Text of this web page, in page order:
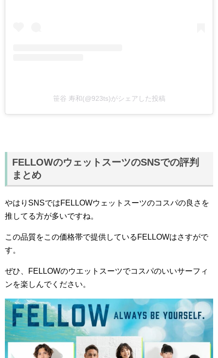
笹谷 寿和(@923ts)がシェアした投稿
FELLOWのウェットスーツのSNSでの評判
まとめ
やはりSNSではFELLOWウェットスーツのコスパの良さを
推してる方が多いですね。
この品質をこの価格帯で提供しているFELLOWはさすがで
す。
ぜひ、FELLOWのウエットスーツでコスパのいいサーフィ
ンを楽しんでください。